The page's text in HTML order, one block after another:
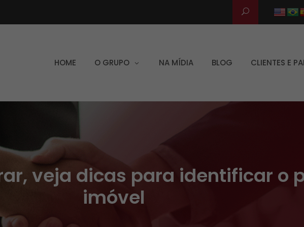
HOME O GRUPO NA MÍDIA BLOG CLIENTES E
veja dicas para identificar o
imóvel